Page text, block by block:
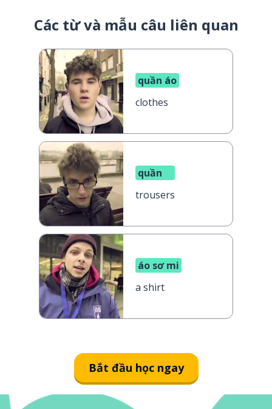
Các từ và mẫu câu liên quan
quần áo
clothes
quần
trousers
áo sơ mi
a shirt
Bắt đầu học ngay